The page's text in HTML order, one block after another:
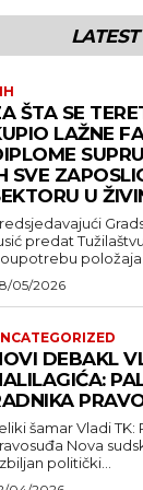
ŠTA SE
LAŽNE
SVE
U
predat
položaja...
05/2026
DEBAKL
šamar Vladi
Nova sudska odluka predstavlja
politički...